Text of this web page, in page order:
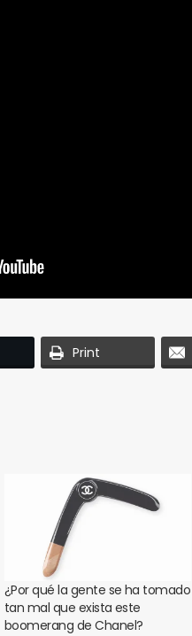
Print
¿Por qué la gente se ha tomado
tan mal que exista este
boomerang de Chanel?